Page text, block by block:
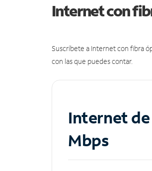
Internet con
Suscríbete a Internet con fibra
con las que puedes contar.
Internet
Mbps